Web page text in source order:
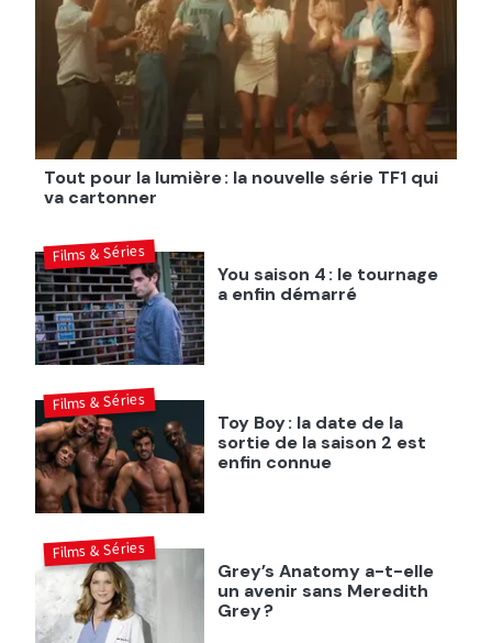
Tout pour la lumière : la nouvelle série TF1 qui
va cartonner
You saison 4 : le tournage
a enfin démarré
Films & Séries
Toy Boy : la date de la
sortie de la saison 2 est
enfin connue
Films & Séries
Grey’s Anatomy a-t-elle
un avenir sans Meredith
Grey ?
Films & Séries